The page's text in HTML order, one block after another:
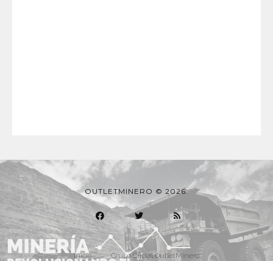
OUTLETMINERO © 2026.
Inicio Grupo Oficial OutletMinero